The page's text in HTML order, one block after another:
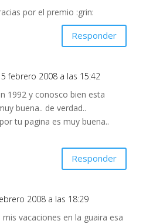
por el premio :grin:
Responder
febrero 2008 a las 15:42
1992 y conosco bien esta
buena.. de verdad..
tu pagina es muy buena..
Responder
2008 a las 18:29
vacaciones en la guaira esa